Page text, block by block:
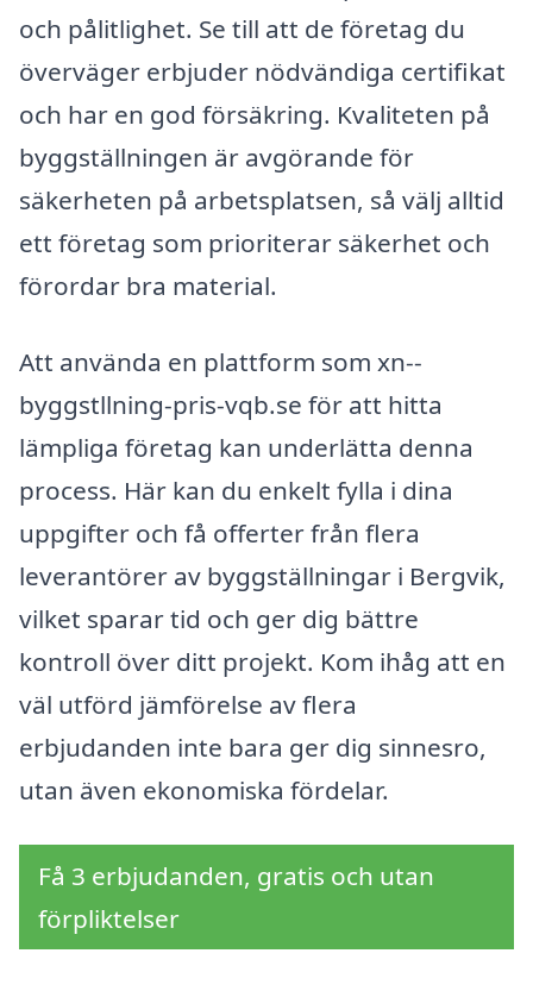
och pålitlighet. Se till att de företag du
överväger erbjuder nödvändiga certifikat
och har en god försäkring. Kvaliteten på
byggställningen är avgörande för
säkerheten på arbetsplatsen, så välj alltid
ett företag som prioriterar säkerhet och
förordar bra material.
Att använda en plattform som xn--
byggstllning-pris-vqb.se för att hitta
lämpliga företag kan underlätta denna
process. Här kan du enkelt fylla i dina
uppgifter och få offerter från flera
leverantörer av byggställningar i Bergvik,
vilket sparar tid och ger dig bättre
kontroll över ditt projekt. Kom ihåg att en
väl utförd jämförelse av flera
erbjudanden inte bara ger dig sinnesro,
utan även ekonomiska fördelar.
Få 3 erbjudanden, gratis och utan
förpliktelser